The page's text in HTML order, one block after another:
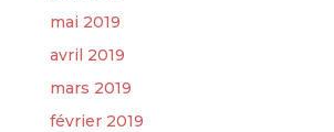
mai 2019
avril 2019
mars 2019
février 2019